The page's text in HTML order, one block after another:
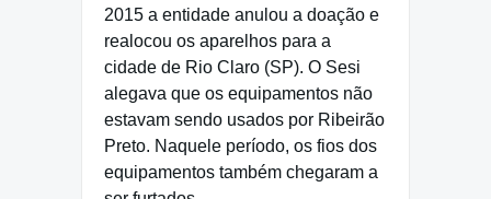
2015 a entidade anulou a doação e
realocou os aparelhos para a
cidade de Rio Claro (SP). O Sesi
alegava que os equipamentos não
estavam sendo usados por Ribeirão
Preto. Naquele período, os fios dos
equipamentos também chegaram a